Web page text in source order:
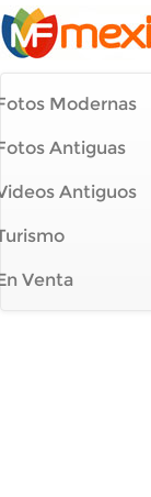
Modernas
Antiguas
Antiguos
Venta